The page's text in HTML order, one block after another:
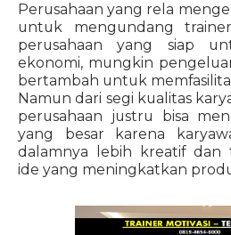
Perusahaan yang rela
untuk mengundang
perusahaan yang siap
ekonomi, mungkin
bertambah untuk
Namun dari segi kualitas
perusahaan justru bisa
yang besar karena
dalamnya lebih kreatif dan
ide yang meningkatkan